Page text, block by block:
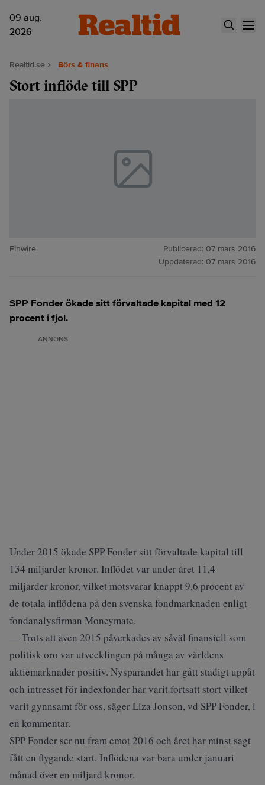
09 aug.
2026
Realtid.se Börs & finans
Stort inflöde till SPP
Finwire Publicerad: 07 mars 2016
Uppdaterad: 07 mars 2016
SPP Fonder ökade sitt förvaltade kapital med 12
procent i fjol.
ANNONS
Under 2015 ökade SPP Fonder sitt förvaltade kapital till
134 miljarder kronor. Inflödet var under året 11,4
miljarder kronor, vilket motsvarar knappt 9,6 procent av
de totala inflödena på den svenska fondmarknaden enligt
fondanalysfirman Moneymate.
— Trots att även 2015 påverkades av såväl finansiell som
politisk oro var utvecklingen på många av världens
aktiemarknader positiv. Nysparandet har gått stadigt uppåt
och intresset för indexfonder har varit fortsatt stort vilket
varit gynnsamt för oss, säger Liza Jonson, vd SPP Fonder, i
en kommentar.
SPP Fonder ser nu fram emot 2016 och året har minst sagt
fått en flygande start. Inflödena var bara under januari
månad över en miljard kronor.